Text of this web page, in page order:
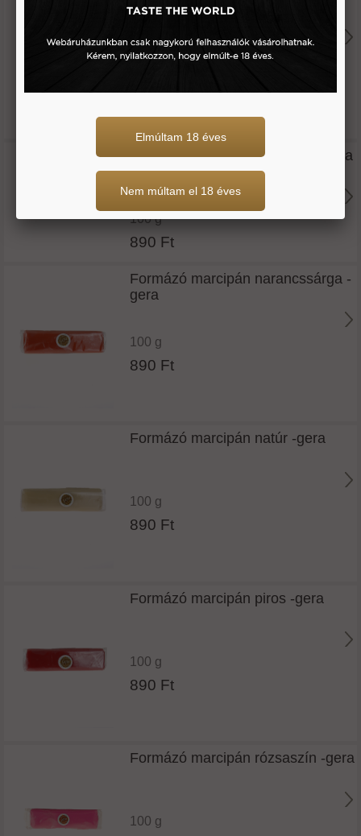
100 g
Formázó marcipán napsárga -gera
100 g
890 Ft
Formázó marcipán narancssárga -
gera
100 g
890 Ft
Formázó marcipán natúr -gera
100 g
890 Ft
Formázó marcipán piros -gera
100 g
890 Ft
Formázó marcipán rózsaszín -gera
100 g
Elmúltam 18 éves
Nem múltam el 18 éves